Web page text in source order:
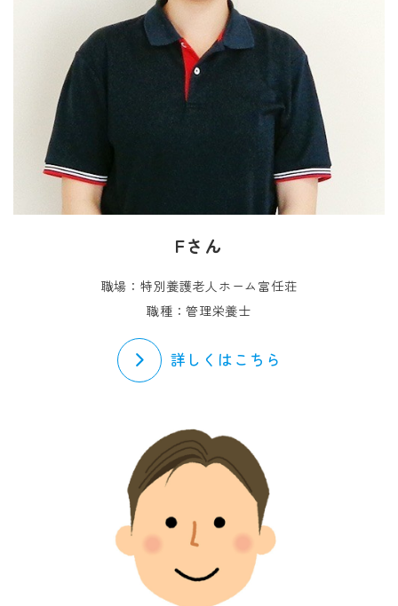
Fさん
職場：特別養護老人ホーム富任荘
職種：管理栄養士
詳しくはこちら